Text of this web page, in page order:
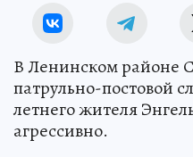
В Ленинском районе
патрульно-постовой
летнего жителя
агрессивно.